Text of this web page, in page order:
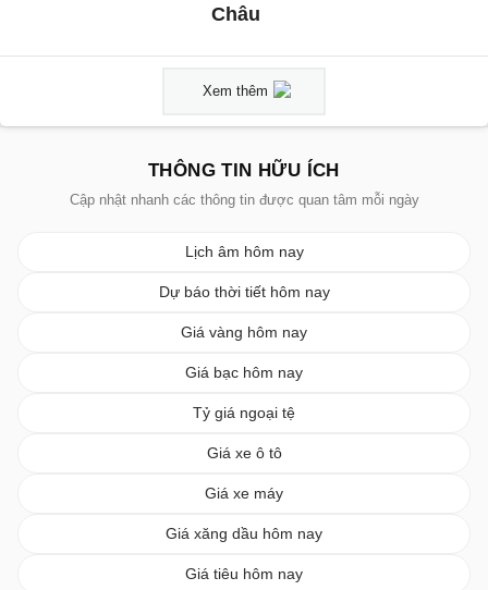
Châu
Xem thêm
THÔNG TIN HỮU ÍCH
Cập nhật nhanh các thông tin được quan tâm mỗi ngày
Lịch âm hôm nay
Dự báo thời tiết hôm nay
Giá vàng hôm nay
Giá bạc hôm nay
Tỷ giá ngoại tệ
Giá xe ô tô
Giá xe máy
Giá xăng dầu hôm nay
Giá tiêu hôm nay